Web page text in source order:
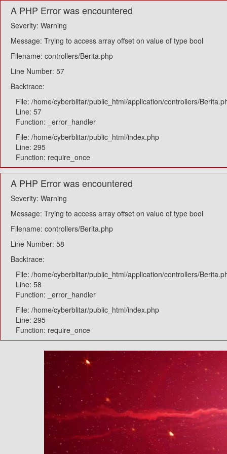
A PHP Error was encountered
Severity: Warning
Message: Trying to access array offset on value of type bool
Filename: controllers/Berita.php
Line Number: 57
Backtrace:
File: /home/cyberblitar/public_html/application/controllers/
Line: 57
Function: _error_handler
File: /home/cyberblitar/public_html/index.php
Line: 295
Function: require_once
A PHP Error was encountered
Severity: Warning
Message: Trying to access array offset on value of type bool
Filename: controllers/Berita.php
Line Number: 58
Backtrace:
File: /home/cyberblitar/public_html/application/controllers/
Line: 58
Function: _error_handler
File: /home/cyberblitar/public_html/index.php
Line: 295
Function: require_once